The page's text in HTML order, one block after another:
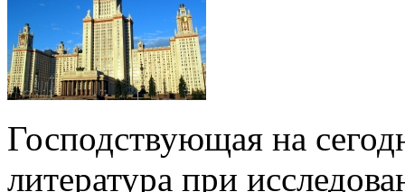
Господствующая на
литература при